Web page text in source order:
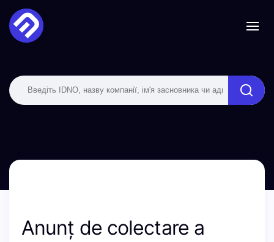
Anunț de colectare a